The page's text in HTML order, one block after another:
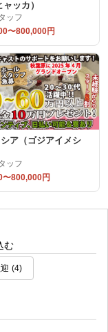
ッカ）
ッフ
〜800,000円
ア（ゴジアイメシ
ッフ
〜800,000円
む
(4)